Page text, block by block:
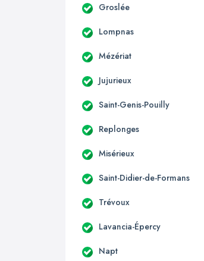
Groslée
Lompnas
Mézériat
Jujurieux
Saint-Genis-Pouilly
Replonges
Misérieux
Saint-Didier-de-Formans
Trévoux
Lavancia-Épercy
Napt